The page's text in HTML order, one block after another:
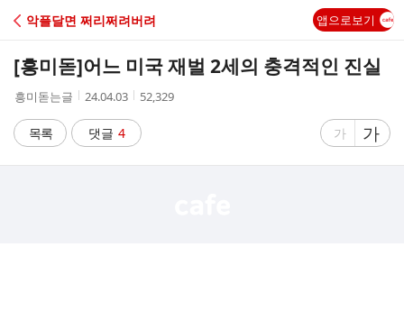
C
A
악플달면 쩌리쩌려버려 앱으로보기
[흥미돋]어느 미국 재벌 2세의 충격적인 진실
작
자
흥미돋는글
작
시
간
24.04.03
조
수
52,329
목록 댓글 4
글
가
글
자
가